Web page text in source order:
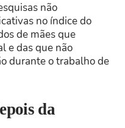
não
no índice do
de mães que
e das que não
durante o trabalho de
da